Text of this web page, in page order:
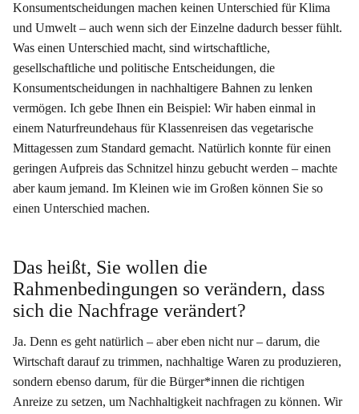
Konsumentscheidungen machen keinen Unterschied für Klima
und Umwelt – auch wenn sich der Einzelne dadurch besser fühlt.
Was einen Unterschied macht, sind wirtschaftliche,
gesellschaftliche und politische Entscheidungen, die
Konsumentscheidungen in nachhaltigere Bahnen zu lenken
vermögen. Ich gebe Ihnen ein Beispiel: Wir haben einmal in
einem Naturfreundehaus für Klassenreisen das vegetarische
Mittagessen zum Standard gemacht. Natürlich konnte für einen
geringen Aufpreis das Schnitzel hinzu gebucht werden – machte
aber kaum jemand. Im Kleinen wie im Großen können Sie so
einen Unterschied machen.
Das heißt, Sie wollen die
Rahmenbedingungen so verändern, dass
sich die Nachfrage verändert?
Ja. Denn es geht natürlich – aber eben nicht nur – darum, die
Wirtschaft darauf zu trimmen, nachhaltige Waren zu produzieren,
sondern ebenso darum, für die Bürger*innen die richtigen
Anreize zu setzen, um Nachhaltigkeit nachfragen zu können. Wir